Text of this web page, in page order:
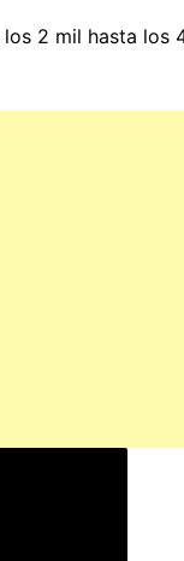
2 mil hasta los